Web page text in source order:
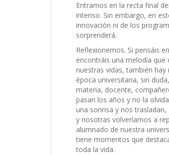
Entramos en la recta final
intenso. Sin embargo, en
innovación ni de los
sorprenderá.
Reflexionemos. Si pensáis
encontráis una melodía que
nuestras vidas, también
época universitaria, sin
materia, docente,
pasan los años y no la
una sonrisa y nos
y nosotras volveríamos a
alumnado de nuestra
tiene momentos que
toda la vida.